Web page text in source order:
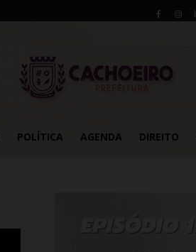
POLÍTICA AGENDA DIREITO